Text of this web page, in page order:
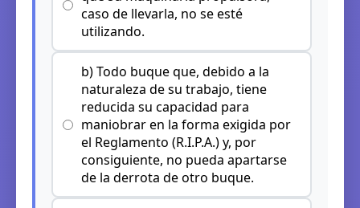
caso de llevarla, no se esté
utilizando.
b) Todo buque que, debido a la
naturaleza de su trabajo, tiene
reducida su capacidad para
maniobrar en la forma exigida por
el Reglamento (R.I.P.A.) y, por
consiguiente, no pueda apartarse
de la derrota de otro buque.